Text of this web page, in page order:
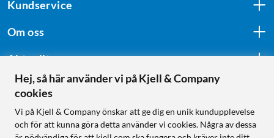
Kundservice
Om oss
Aktuellt
Följ oss
Hej, så här använder vi på Kjell & Company
cookies
Vi på Kjell & Company önskar att ge dig en unik kundupplevelse
och för att kunna göra detta använder vi cookies. Några av dessa